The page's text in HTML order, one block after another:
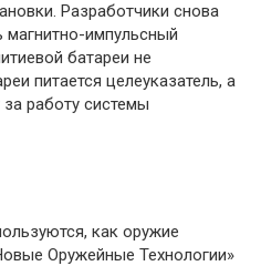
Разработчики снова
магнитно-импульсный
батареи не
питается целеуказатель, а
за работу системы
как оружие
Оружейные Технологии»